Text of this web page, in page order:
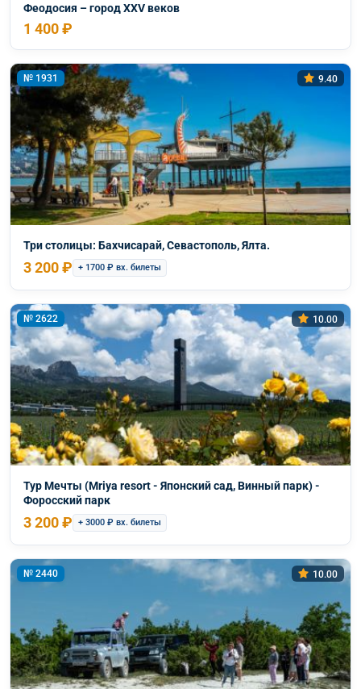
Феодосия – город XXV веков
1 400 ₽
№ 1931 9.40
Три столицы: Бахчисарай, Севастополь, Ялта.
3 200 ₽ + 1700 ₽ вх. билеты
№ 2622 10.00
Тур Мечты (Mriya resort - Японский сад, Винный парк) -
Форосский парк
3 200 ₽ + 3000 ₽ вх. билеты
№ 2440 10.00